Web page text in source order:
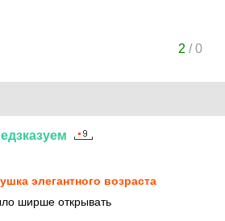
2 /0
элегантного возраста
ширше открывать